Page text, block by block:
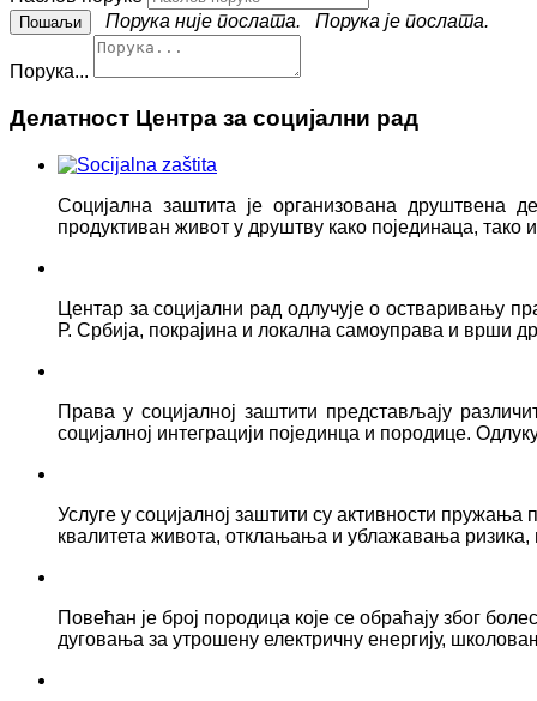
Порука није послата.
Порука је послата.
Порука...
Делатност Центра за социјални рад
Социјална заштита је организована друштвена
продуктиван живот у друштву како појединаца,
Центар за социјални рад одлучује о остваривању
Р. Србија, покрајина и локална самоуправа и врши
Права у социјалној заштити представљају
социјалној интеграцији појединца и породице.
Услуге у социјалној заштити су активности
квалитета живота, отклањања и ублажавања ризика,
Повећан је број породица које се обраћају због
дуговања за утрошену електричну енергију,